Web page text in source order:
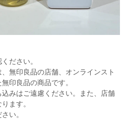
ださい。
無印良品の店舗、オンラインスト
印良品の商品です。
みはご遠慮ください。また、店舗
ます。
い。